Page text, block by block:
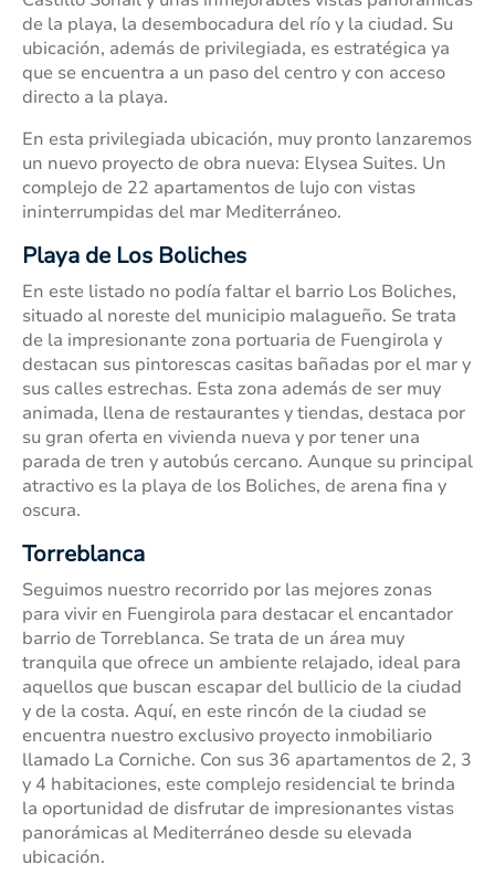
de la playa, la desembocadura del río y la ciudad. Su
ubicación, además de privilegiada, es estratégica ya
que se encuentra a un paso del centro y con acceso
directo a la playa.
En esta privilegiada ubicación, muy pronto lanzaremos
un nuevo proyecto de obra nueva: Elysea Suites. Un
complejo de 22 apartamentos de lujo con vistas
ininterrumpidas del mar Mediterráneo.
Playa de Los Boliches
En este listado no podía faltar el barrio Los Boliches,
situado al noreste del municipio malagueño. Se trata
de la impresionante zona portuaria de Fuengirola y
destacan sus pintorescas casitas bañadas por el mar y
sus calles estrechas. Esta zona además de ser muy
animada, llena de restaurantes y tiendas, destaca por
su gran oferta en vivienda nueva y por tener una
parada de tren y autobús cercano. Aunque su principal
atractivo es la playa de los Boliches, de arena fina y
oscura.
Torreblanca
Seguimos nuestro recorrido por las mejores zonas
para vivir en Fuengirola para destacar el encantador
barrio de Torreblanca. Se trata de un área muy
tranquila que ofrece un ambiente relajado, ideal para
aquellos que buscan escapar del bullicio de la ciudad
y de la costa. Aquí, en este rincón de la ciudad se
encuentra nuestro exclusivo proyecto inmobiliario
llamado La Corniche. Con sus 36 apartamentos de 2, 3
y 4 habitaciones, este complejo residencial te brinda
la oportunidad de disfrutar de impresionantes vistas
panorámicas al Mediterráneo desde su elevada
ubicación.